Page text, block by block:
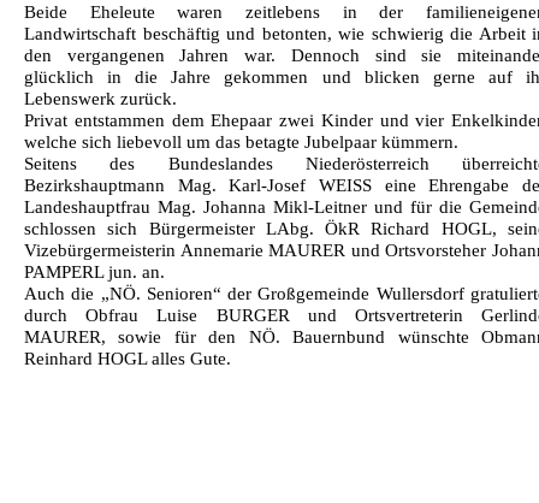
Beide Eheleute waren zeitlebens in der
Landwirtschaft beschäftig und betonten, wie schwierig die Arbeit
den vergangenen Jahren war. Dennoch sind sie
glücklich in die Jahre gekommen und blicken gerne auf
Lebenswerk zurück.
Privat entstammen dem Ehepaar zwei Kinder und vier
welche sich liebevoll um das betagte Jubelpaar kümmern.
Seitens des Bundeslandes Niederösterreich
Bezirkshauptmann Mag. Karl-Josef WEISS eine Ehrengabe
Landeshauptfrau Mag. Johanna Mikl-Leitner und für die
schlossen sich Bürgermeister LAbg. ÖkR Richard HOGL,
Vizebürgermeisterin Annemarie MAURER und Ortsvorsteher
PAMPERL jun. an.
Auch die „NÖ. Senioren“ der Großgemeinde Wullersdorf
durch Obfrau Luise BURGER und Ortsvertreterin
MAURER, sowie für den NÖ. Bauernbund wünschte
Reinhard HOGL alles Gute.